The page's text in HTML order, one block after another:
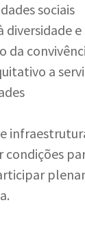
sociais
diversidade
da
a
condições